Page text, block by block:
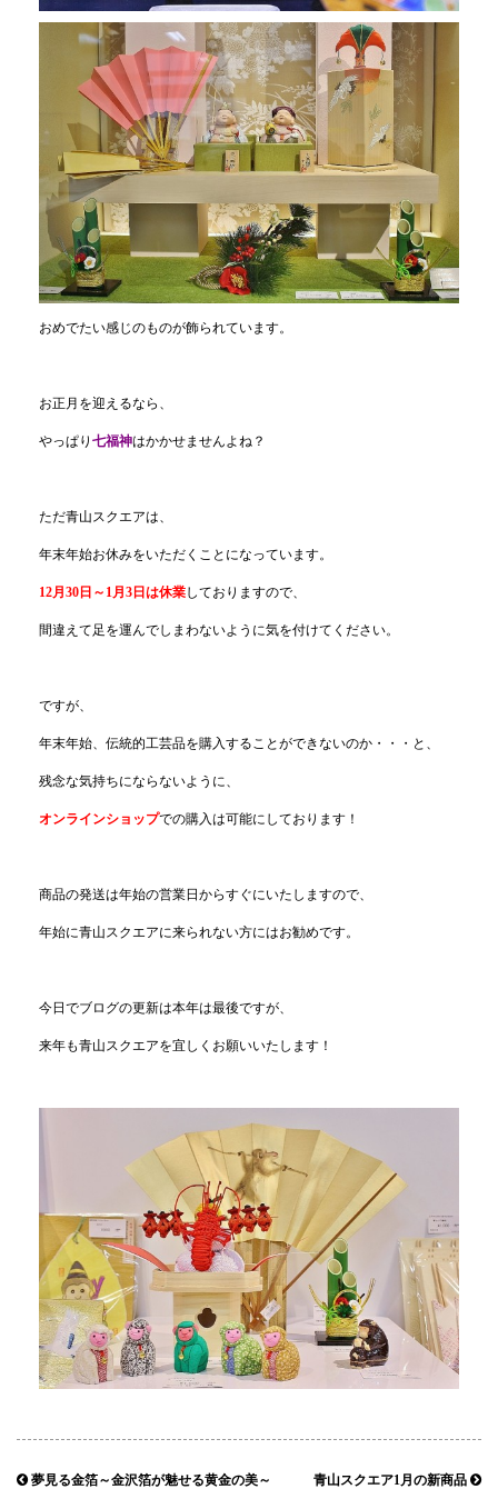
おめでたい感じのものが飾られています。
お正月を迎えるなら、
やっぱり 七福神はかかせませんよね？
ただ青山スクエアは、
年末年始お休みをいただくことになっています。
12月30日～1月3日は休業しておりますので、
間違えて足を運んでしまわないように気を付けてください。
ですが、
年末年始、伝統的工芸品を購入することができないのか・・・と、
残念な気持ちにならないように、
オンラインショップでの購入は可能にしております！
商品の発送は年始の営業日からすぐにいたしますので、
年始に青山スクエアに来られない方にはお勧めです。
今日でブログの更新は本年は最後ですが、
来年も青山スクエアを宜しくお願いいたします！
夢見る金箔～金沢箔が魅せる黄金の美～ 青山スクエア1月の新商品